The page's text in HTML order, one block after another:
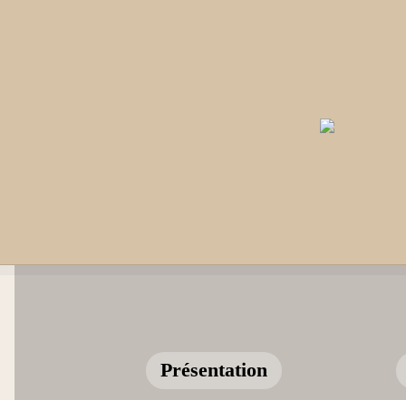
Présentation